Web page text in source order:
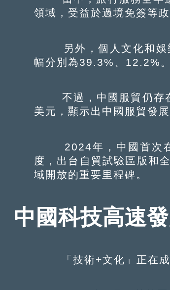
領域，受益於過境免簽等
另外，個人文化和娛樂
幅分別為39.3%、12.2%。
不過，中國服貿仍存在
美元，顯示出中國服貿發展
2024年，中國首次在
度，出台自貿試驗區版和
域開放的重要里程碑。
中國科技高速
「技術+文化」正在成